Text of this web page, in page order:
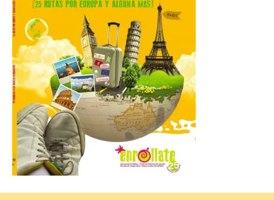
El presidente de la
Diputación de León,
Gerardo Álvarez Courel, y
el vicepresidente Roberto
Aller han participado en el
acto institucional organizado con motivo
del Día de León. Organizada por la
Cámara de Comercio de Gijón, FIDMA es
una feria […]
CIUDEN acoge un nuevo
gran proyecto expositivo
que conecta la obra de
Eduardo Chillida con el